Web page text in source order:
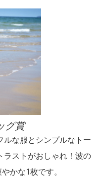
グ賞
な服とシンプルなトー
ストがおしゃれ！波の
かな1枚です。